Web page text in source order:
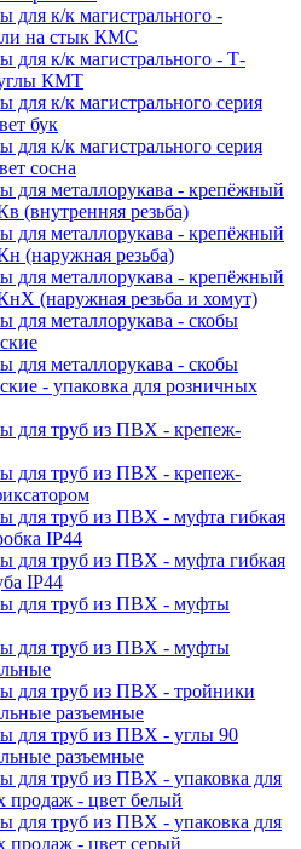
для к/к магистрального -
на стык КМС
для к/к магистрального - Т-
КМТ
для к/к магистрального серия
бук
для к/к магистрального серия
сосна
для металлорукава - крепёжный
(внутренняя резьба)
для металлорукава - крепёжный
(наружная резьба)
для металлорукава - крепёжный
(наружная резьба и хомут)
для металлорукава - скобы
для металлорукава - скобы
- упаковка для розничных
для труб из ПВХ - крепеж-
для труб из ПВХ - крепеж-
для труб из ПВХ - муфта гибкая
IP44
для труб из ПВХ - муфта гибкая
IP44
для труб из ПВХ - муфты
для труб из ПВХ - муфты
для труб из ПВХ - тройники
разъемные
для труб из ПВХ - углы 90
разъемные
для труб из ПВХ - упаковка для
продаж - цвет белый
для труб из ПВХ - упаковка для
продаж - цвет серый